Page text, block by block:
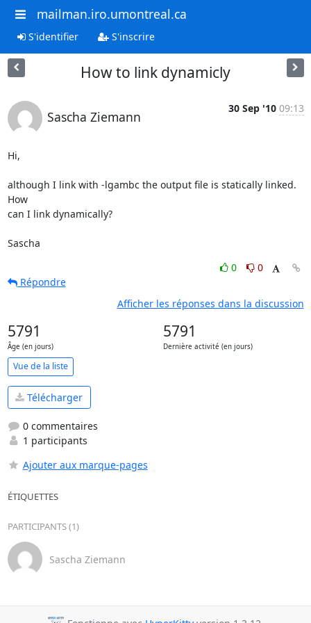
mailman.iro.umontreal.ca
S'identifier S'inscrire
How to link dynamicly
Sascha Ziemann
30 Sep '10 09:13
Hi,
although I link with -lgambc the output file is statically linked.
How
can I link dynamically?
Sascha
0
0
Répondre
Afficher les réponses dans la discussion
5791
Âge (en jours)
5791
Dernière activité (en jours)
Vue de la liste
Télécharger
0 commentaires
1 participants
Ajouter aux marque-pages
ÉTIQUETTES
PARTICIPANTS (1)
Sascha Ziemann